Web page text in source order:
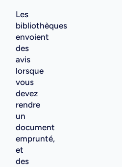
Les
bibliothèques
envoient
des
avis
lorsque
vous
devez
rendre
un
document
emprunté,
et
des